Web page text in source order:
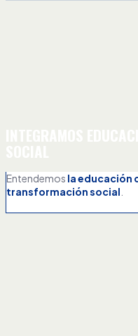
Entendemos la educación
transformación social